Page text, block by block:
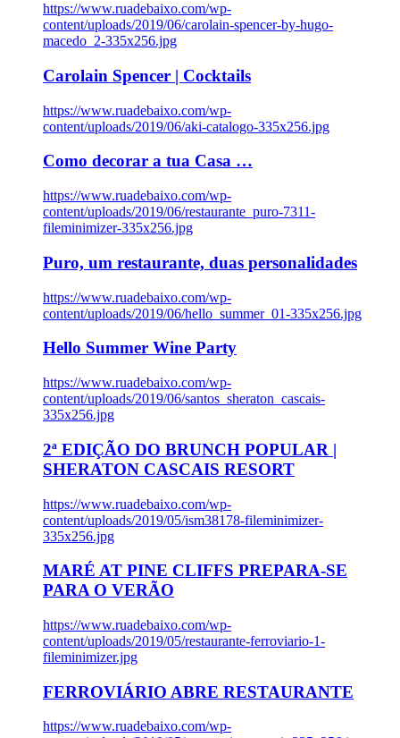
https://www.ruadebaixo.com/wp-
content/uploads/2019/06/carolain-spencer-by-hugo-
macedo_2-335x256.jpg
Carolain Spencer | Cocktails
https://www.ruadebaixo.com/wp-
content/uploads/2019/06/aki-catalogo-335x256.jpg
Como decorar a tua Casa …
https://www.ruadebaixo.com/wp-
content/uploads/2019/06/restaurante_puro-7311-
fileminimizer-335x256.jpg
Puro, um restaurante, duas personalidades
https://www.ruadebaixo.com/wp-
content/uploads/2019/06/hello_summer_01-335x256.jpg
Hello Summer Wine Party
https://www.ruadebaixo.com/wp-
content/uploads/2019/06/santos_sheraton_cascais-
335x256.jpg
2ª EDIÇÃO DO BRUNCH POPULAR |
SHERATON CASCAIS RESORT
https://www.ruadebaixo.com/wp-
content/uploads/2019/05/ism38178-fileminimizer-
335x256.jpg
MARÉ AT PINE CLIFFS PREPARA-SE
PARA O VERÃO
https://www.ruadebaixo.com/wp-
content/uploads/2019/05/restaurante-ferroviario-1-
fileminimizer.jpg
FERROVIÁRIO ABRE RESTAURANTE
https://www.ruadebaixo.com/wp-